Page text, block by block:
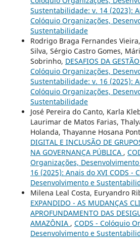
Sustentabilidade: v. 14 (2023):
Colóquio Organizações,
Sustentabilidade
Rodrigo Braga Fernandes
Silva, Sérgio Castro Gomes,
Sobrinho, DESAFIOS DA
Colóquio Organizações,
Sustentabilidade: v. 16 (2025):
Colóquio Organizações,
Sustentabilidade
José Pereira do Canto, Karla
Laurimar de Matos Farias,
Holanda, Thayanne Hosana
DIGITAL E INCLUSÃO DE
NA GOVERNANÇA PÚBLICA ,
Organizações,
16 (2025): Anais do XVI CODS -
Desenvolvimento e
Milena Leal Costa, Euryandro
EXPANDIDO - AS MUDANÇAS
APROFUNDAMENTO DAS
AMAZÔNIA , CODS - Colóquio
Desenvolvimento e